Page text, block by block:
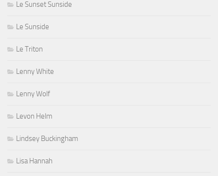
Le Sunset Sunside
Le Sunside
Le Triton
Lenny White
Lenny Wolf
Levon Helm
Lindsey Buckingham
Lisa Hannah